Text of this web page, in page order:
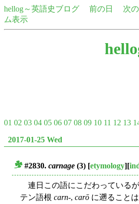
hellog～英語史ブログ 前の日 次
ム表示
01 02 03 04 05 06 07 08 09 10 11 12 13
2017-01-25 Wed
#2830. carnage (3) [etymology][
連日この語にこだわっている
テン語根 carn-, carō に遡ること